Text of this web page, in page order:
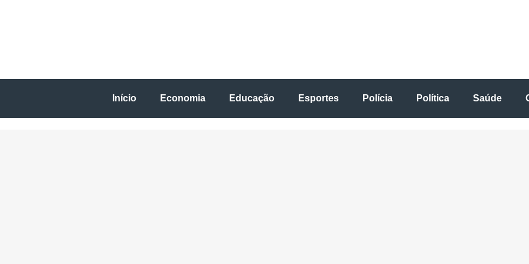
Início Economia Educação Esportes Polícia Política Saúde